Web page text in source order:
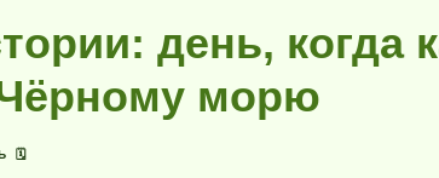
день, когда
морю
🗓️